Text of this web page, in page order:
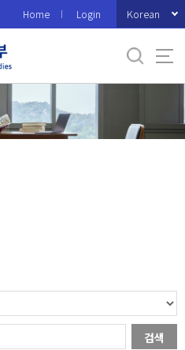
Home Login Korean
검색